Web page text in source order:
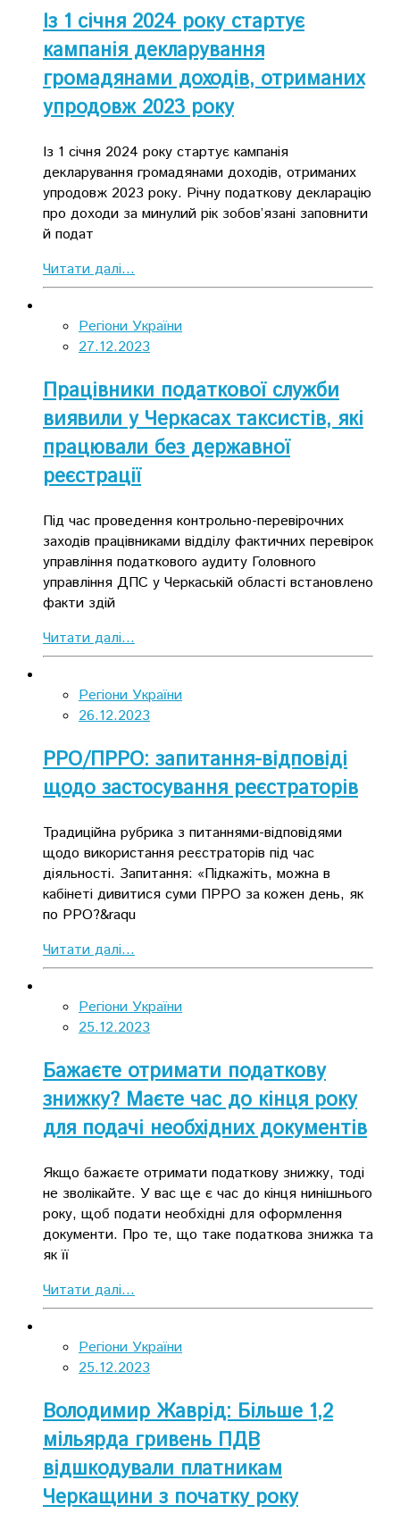
Із 1 січня 2024 року стартує
кампанія декларування
громадянами доходів, отриманих
упродовж 2023 року
Із 1 січня 2024 року стартує кампанія
декларування громадянами доходів, отриманих
упродовж 2023 року. Річну податкову декларацію
про доходи за минулий рік зобов’язані заповнити
й подат
Читати далі...
Регіони України
27.12.2023
Працівники податкової служби
виявили у Черкасах таксистів, які
працювали без державної
реєстрації
Під час проведення контрольно-перевірочних
заходів працівниками відділу фактичних перевірок
управління податкового аудиту Головного
управління ДПС у Черкаській області встановлено
факти здій
Читати далі...
Регіони України
26.12.2023
РРО/ПРРО: запитання-відповіді
щодо застосування реєстраторів
Традиційна рубрика з питаннями-відповідями
щодо використання реєстраторів під час
діяльності. Запитання: «Підкажіть, можна в
кабінеті дивитися суми ПРРО за кожен день, як
по РРО?&raqu
Читати далі...
Регіони України
25.12.2023
Бажаєте отримати податкову
знижку? Маєте час до кінця року
для подачі необхідних документів
Якщо бажаєте отримати податкову знижку, тоді
не зволікайте. У вас ще є час до кінця нинішнього
року, щоб подати необхідні для оформлення
документи. Про те, що таке податкова знижка та
як її
Читати далі...
Регіони України
25.12.2023
Володимир Жаврід: Більше 1,2
мільярда гривень ПДВ
відшкодували платникам
Черкащини з початку року